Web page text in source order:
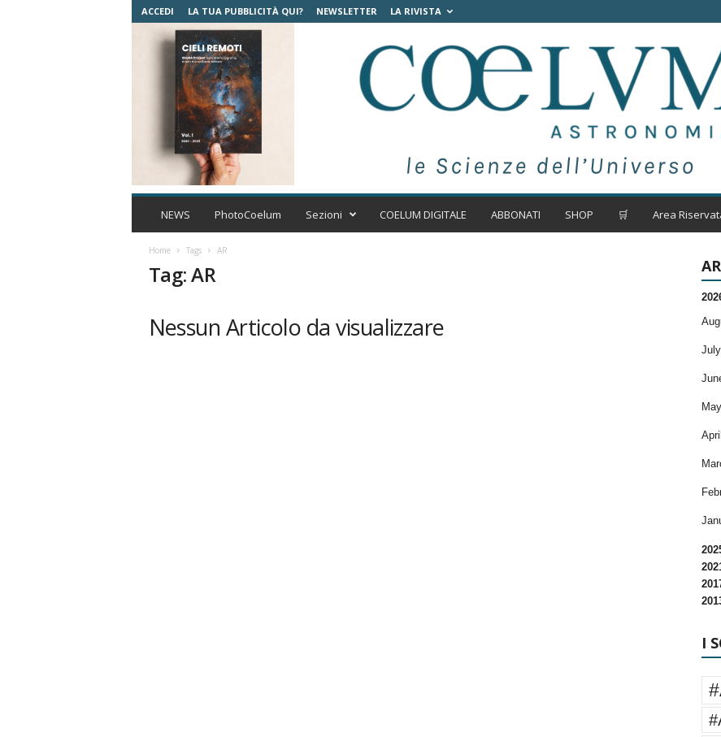
ACCEDI LA TUA PUBBLICITÀ QUI? NEWSLETTER LA RIVISTA
C
t
NEWS PhotoCoelum Sezioni COELUM DIGITALE ABBONATI SHOP 🛒 Area
Home Tags AR
Tag: AR
Nessun Articolo da visualizzare
I